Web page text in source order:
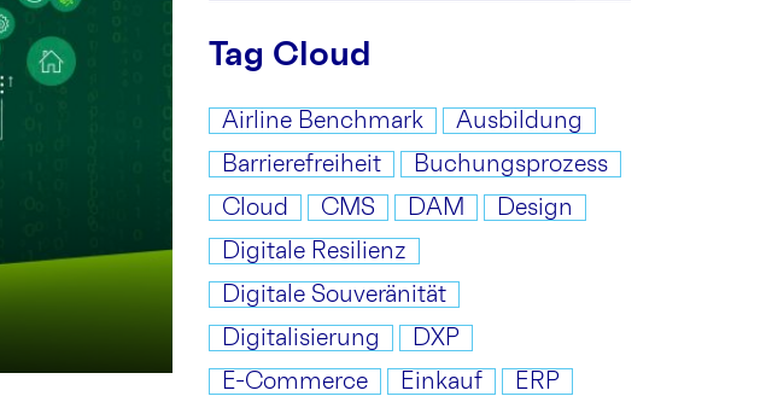
Tag Cloud
Airline Benchmark
Ausbildung
Barrierefreiheit
Buchungsprozess
Cloud
CMS DAM
Design
Digitale Resilienz
Digitale Souveränität
Digitalisierung
DXP
E-Commerce
Einkauf
ERP